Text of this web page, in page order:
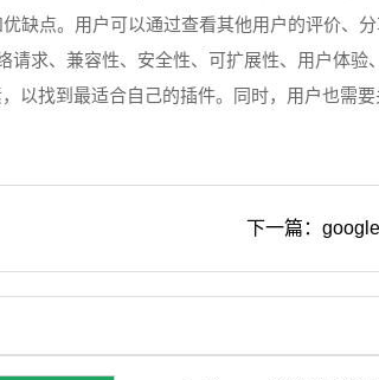
点。用户可以通过查看其他用户的评价、分
求、兼容性、安全性、可扩展性、用户体验
以找到最适合自己的插件。同时，用户也需
下一篇：